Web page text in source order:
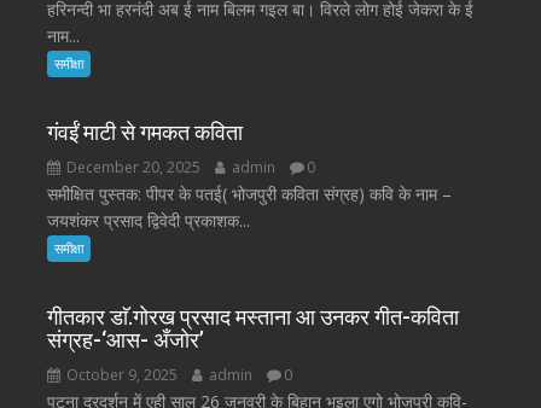
हरिनन्दी भा हरनंदी अब ई नाम बिलम गइल बा। विरले लोग होई जेकरा के ई
नाम...
समीक्षा
गंवईं माटी से गमकत कविता
December 20, 2025 admin 0
समीक्षित पुस्तक: पीपर के पतई( भोजपुरी कविता संग्रह) कवि के नाम –
जयशंकर प्रसाद द्विवेदी प्रकाशक...
समीक्षा
गीतकार डाॅ.गोरख प्रसाद मस्ताना आ उनकर गीत-कविता
संग्रह-‘आस- अँजोर’
October 9, 2025 admin 0
पटना दूरदर्शन में एही साल 26 जनवरी के बिहान भइला एगो भोजपुरी कवि-